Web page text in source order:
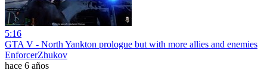
5:16
GTA V - North Yankton prologue but with more allies and enemies
EnforcerZhukov
hace 6 años